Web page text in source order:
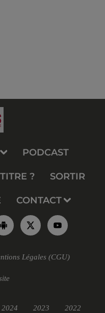
PODCAST
? SORTIR
CONTACT
Légales (CGU)
2024 2023 2022